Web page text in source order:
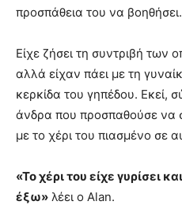
προσπάθεια του να βοηθήσει.
Είχε ζήσει τη συντριβή των
αλλά είχαν πάει με τη
κερκίδα του γηπέδου. Εκεί,
άνδρα που προσπαθούσε να
με το χέρι του πιασμένο σε
«Το χέρι του είχε γυρίσει
έξω» λέει ο Alan.